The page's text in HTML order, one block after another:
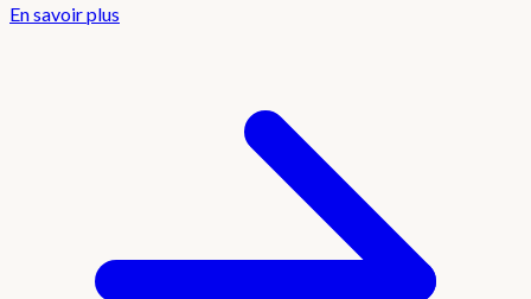
En savoir plus